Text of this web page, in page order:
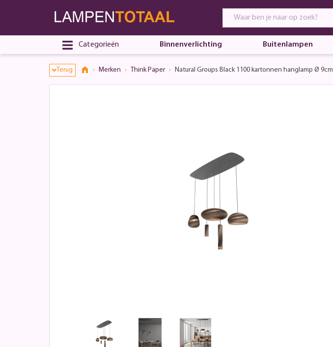
Categorieën Binnenverlichting Buitenlampen
Terug Merken Think Paper Natural Groups Black 1100 kartonnen hanglamp Ø 9cm